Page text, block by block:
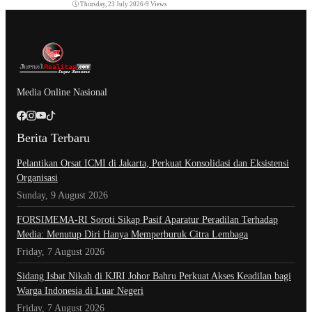
Thursday, 23 July 2026•9 Views
Media Online Nasional
Berita Terbaru
Pelantikan Orsat ICMI di Jakarta, Perkuat Konsolidasi dan Eksistensi
Organisasi
Sunday, 9 August 2026
​FORSIMEMA-RI Soroti Sikap Pasif Aparatur Peradilan Terhadap
Media: Menutup Diri Hanya Memperburuk Citra Lembaga
Friday, 7 August 2026
Sidang Isbat Nikah di KJRI Johor Bahru Perkuat Akses Keadilan bagi
Warga Indonesia di Luar Negeri
Friday, 7 August 2026